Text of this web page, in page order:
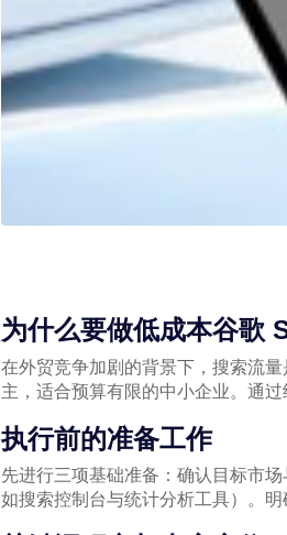
为什么要做低成本谷歌
在外贸竞争加剧的背景下，搜索流
主，适合预算有限的中小企业。通
执行前的准备工作
先进行三项基础准备：确认目标市
如搜索控制台与统计分析工具）。